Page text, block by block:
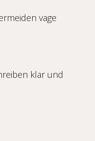
vage
klar und